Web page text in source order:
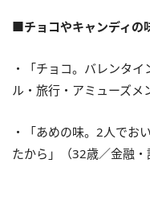
■チョコやキャンディの
・「チョコ。バレンタ
ル・旅行・アミューズメ
・「あめの味。2人でお
たから」（32歳／金融・